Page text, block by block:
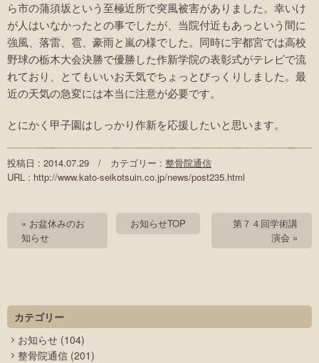
ら市の蒲須坂という至極近所で突風被害がありました。幸いけ
が人はいなかったとの事でしたが、当院付近もあっという間に
強風、落雷、雹、豪雨と嵐の様でした。同時に宇都宮では高校
野球の栃木大会決勝で優勝した作新学院の表彰式がテレビで流
れており、とてもいいお天気でちょっとびっくりしました。最
近の天気の急変には本当に注意が必要です。
とにかく甲子園はしっかり作新を応援したいと思います。
投稿日 : 2014.07.29 / カテゴリー : 整骨院通信
URL : http://www.kato-seikotsuin.co.jp/news/post235.html
« お盆休みのお
知らせ
第７４回学術講
演会 »
お知らせTOP
カテゴリー
お知らせ (104)
整骨院通信 (201)